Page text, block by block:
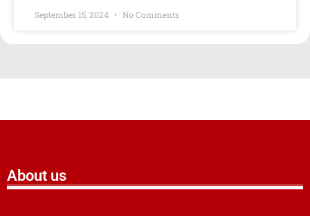
September 15, 2024 No Comments
About us